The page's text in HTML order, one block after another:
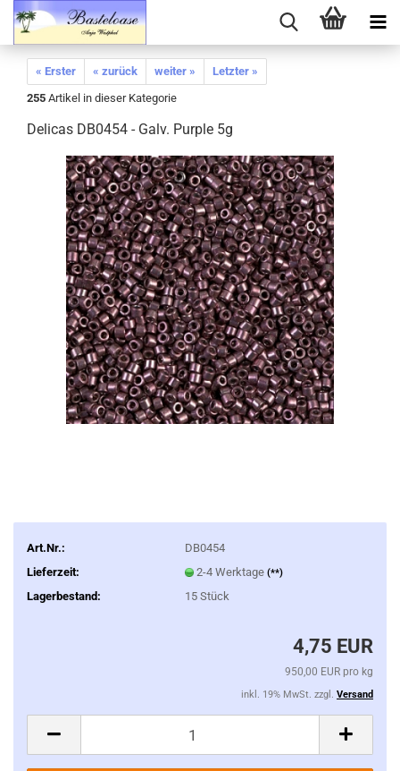
« Erster « zurück weiter »
Letzter »
255 Artikel in dieser Kategorie
Delicas DB0454 - Galv. Purple 5g
Art.Nr.:
DB0454
Lieferzeit:
2-4 Werktage (**)
Lagerbestand: 15 Stück
4,75 EUR
950,00 EUR pro kg
inkl. 19% MwSt. zzgl. Versand